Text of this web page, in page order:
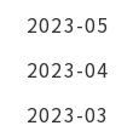
2023-05
2023-04
2023-03